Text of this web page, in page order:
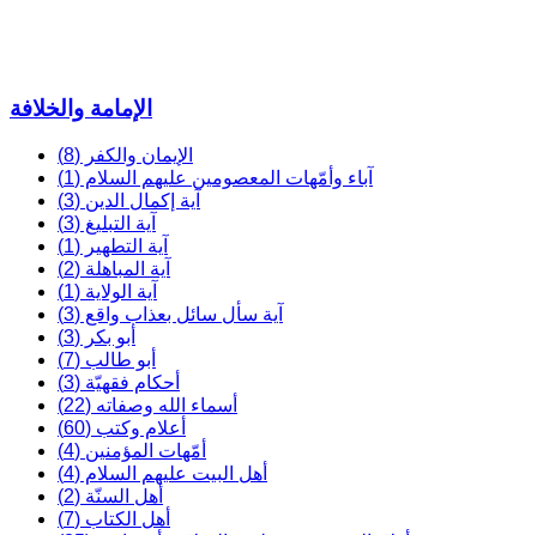
الإمامة والخلافة
الإيمان والكفر (8)
آباء وأمّهات المعصومين عليهم السلام (1)
آية إكمال الدين (3)
آية التبليغ (3)
آية التطهير (1)
آية المباهلة (2)
آية الولاية (1)
آية سأل سائل بعذاب واقع (3)
أبو بكر (3)
أبو طالب (7)
أحكام فقهيّة (3)
أسماء الله وصفاته (22)
أعلام وكتب (60)
أمّهات المؤمنين (4)
أهل البيت عليهم السلام (4)
أهل السنّة (2)
أهل الكتاب (7)